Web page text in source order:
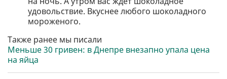
удовольствие. Вкуснее любого шоколадного
мороженого.
Также ранее мы писали
Меньше 30 гривен: в Днепре внезапно упала цена
на яйца